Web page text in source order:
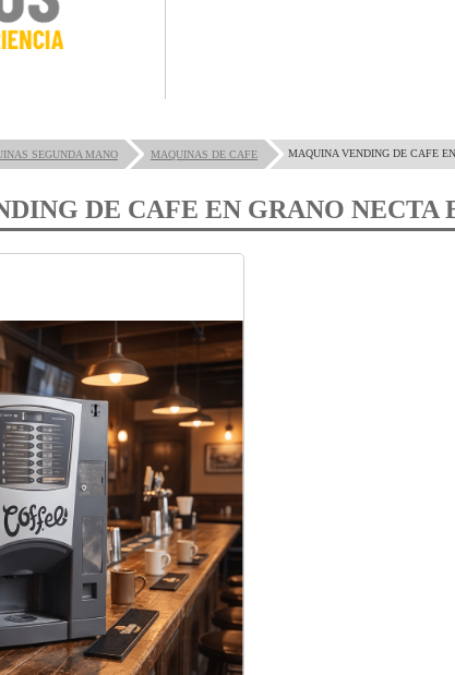
SEGUNDA MANO MAQUINAS DE CAFE MAQUINA VENDING DE CAFE
DE CAFE EN GRANO NECTA